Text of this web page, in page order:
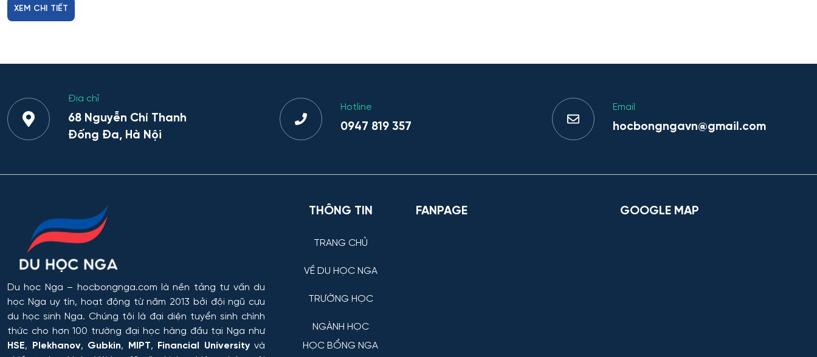
XEM CHI TIẾT
Địa chỉ
68 Nguyễn Chí Thanh
Đống Đa, Hà Nội
Hotline
0947 819 357
Email
hocbongngavn@gmail.com
Du học Nga – hocbongnga.com là nền tảng tư vấn du
học Nga uy tín, hoạt động từ năm 2013 bởi đội ngũ cựu
du học sinh Nga. Chúng tôi là đại diện tuyển sinh chính
thức cho hơn 100 trường đại học hàng đầu tại Nga như
HSE, Plekhanov, Gubkin, MIPT, Financial Universityvà
THÔNG TIN
TRANG CHỦ
VỀ DU HỌC NGA
TRƯỜNG HỌC
NGÀNH HỌC
HỌC BỔNG NGA
FANPAGE GOOGLE MAP